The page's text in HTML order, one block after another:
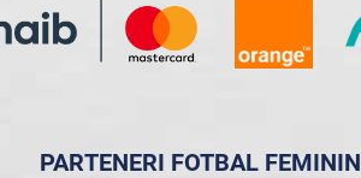
PARTENERI FOTBAL FEMININ